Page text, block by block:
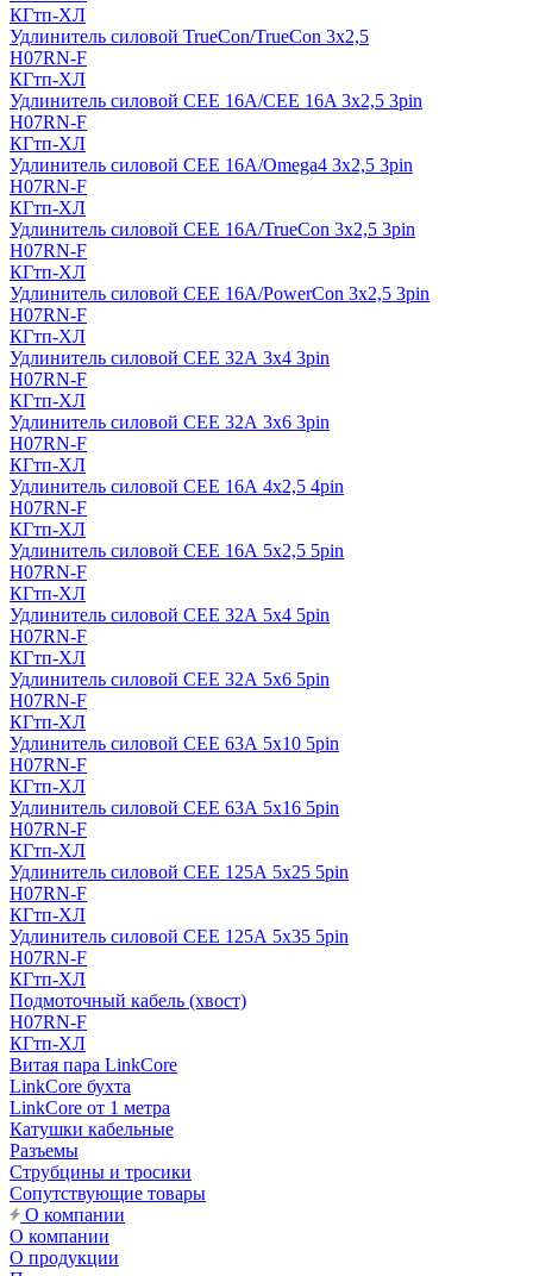
КГтп-ХЛ
Удлинитель силовой TrueCon/TrueCon 3х2,5
H07RN-F
КГтп-ХЛ
Удлинитель силовой CEE 16A/CEE 16A 3х2,5 3pin
H07RN-F
КГтп-ХЛ
Удлинитель силовой CEE 16A/Omega4 3х2,5 3pin
H07RN-F
КГтп-ХЛ
Удлинитель силовой CEE 16A/TrueCon 3х2,5 3pin
H07RN-F
КГтп-ХЛ
Удлинитель силовой CEE 16A/PowerCon 3х2,5 3pin
H07RN-F
КГтп-ХЛ
Удлинитель силовой CEE 32А 3х4 3pin
H07RN-F
КГтп-ХЛ
Удлинитель силовой CEE 32А 3х6 3pin
H07RN-F
КГтп-ХЛ
Удлинитель силовой CEE 16А 4х2,5 4pin
H07RN-F
КГтп-ХЛ
Удлинитель силовой CEE 16А 5x2,5 5pin
H07RN-F
КГтп-ХЛ
Удлинитель силовой CEE 32А 5x4 5pin
H07RN-F
КГтп-ХЛ
Удлинитель силовой CEE 32А 5x6 5pin
H07RN-F
КГтп-ХЛ
Удлинитель силовой CEE 63А 5x10 5pin
H07RN-F
КГтп-ХЛ
Удлинитель силовой CEE 63А 5x16 5pin
H07RN-F
КГтп-ХЛ
Удлинитель силовой CEE 125А 5x25 5pin
H07RN-F
КГтп-ХЛ
Удлинитель силовой CEE 125А 5x35 5pin
H07RN-F
КГтп-ХЛ
Подмоточный кабель (хвост)
H07RN-F
КГтп-ХЛ
Витая пара LinkCore
LinkCore бухта
LinkCore от 1 метра
Катушки кабельные
Разъемы
Струбцины и тросики
Сопутствующие товары
О компании
О компании
О продукции